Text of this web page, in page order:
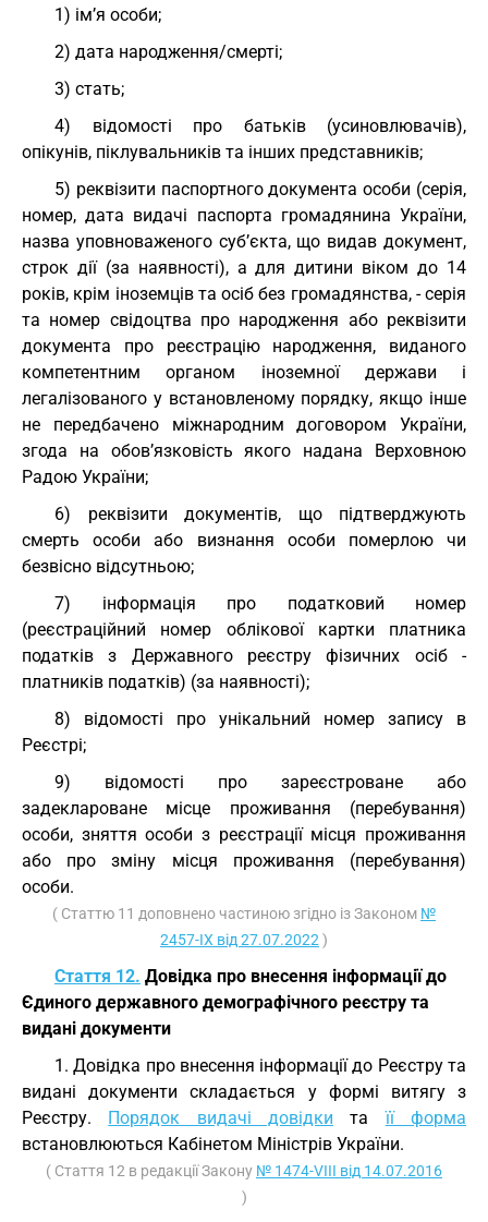
1) ім’я особи;
2) дата народження/смерті;
3) стать;
4) відомості про батьків (усиновлювачів),
опікунів, піклувальників та інших представників;
5) реквізити паспортного документа особи (серія,
номер, дата видачі паспорта громадянина України,
назва уповноваженого суб’єкта, що видав документ,
строк дії (за наявності), а для дитини віком до 14
років, крім іноземців та осіб без громадянства, - серія
та номер свідоцтва про народження або реквізити
документа про реєстрацію народження, виданого
компетентним органом іноземної держави і
легалізованого у встановленому порядку, якщо інше
не передбачено міжнародним договором України,
згода на обов’язковість якого надана Верховною
Радою України;
6) реквізити документів, що підтверджують
смерть особи або визнання особи померлою чи
безвісно відсутньою;
7) інформація про податковий номер
(реєстраційний номер облікової картки платника
податків з Державного реєстру фізичних осіб -
платників податків) (за наявності);
8) відомості про унікальний номер запису в
Реєстрі;
9) відомості про зареєстроване або
задеклароване місце проживання (перебування)
особи, зняття особи з реєстрації місця проживання
або про зміну місця проживання (перебування)
особи.
( Статтю 11 доповнено частиною згідно із Законом №
2457-IX від 27.07.2022 )
Стаття 12. Довідка про внесення інформації до
Єдиного державного демографічного реєстру та
видані документи
1. Довідка про внесення інформації до Реєстру та
видані документи складається у формі витягу з
Реєстру. Порядок видачі довідки таїї форма
встановлюються Кабінетом Міністрів України.
( Стаття 12 в редакції Закону № 1474-VIII від 14.07.2016
)